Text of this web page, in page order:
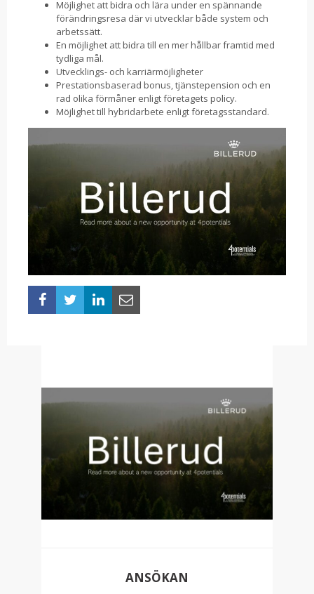
Möjlighet att bidra och lära under en spännande
förändringsresa där vi utvecklar både system och
arbetssätt.
En möjlighet att bidra till en mer hållbar framtid med
tydliga mål.
Utvecklings- och karriärmöjligheter
Prestationsbaserad bonus, tjänstepension och en
rad olika förmåner enligt företagets policy.
Möjlighet till hybridarbete enligt företagsstandard.
ANSÖKAN